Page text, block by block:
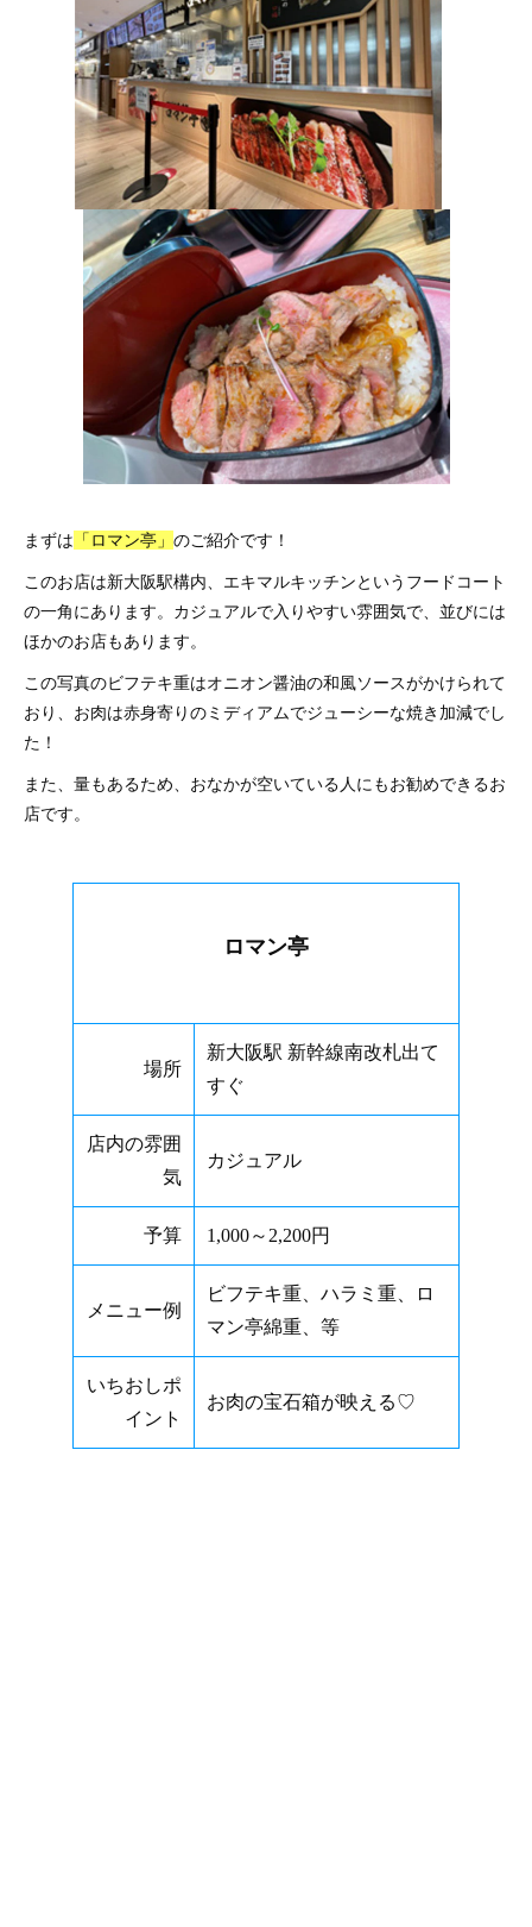
まずは 「ロマン亭」 のご紹介です！
このお店は新大阪駅構内、エキマルキッチンというフードコート
の一角にあります。カジュアルで入りやすい雰囲気で、並びには
ほかのお店もあります。
この写真のビフテキ重はオニオン醤油の和風ソースがかけられて
おり、お肉は赤身寄りのミディアムでジューシーな焼き加減でし
た！
また、量もあるため、おなかが空いている人にもお勧めできるお
店です。
ロマン亭
場所
新大阪駅 新幹線南改札出て
すぐ
店内の雰囲
気
カジュアル
予算 1,000～2,200円
メニュー例
ビフテキ重、ハラミ重、ロ
マン亭綿重、等
いちおしポ
イント
お肉の宝石箱が映える♡